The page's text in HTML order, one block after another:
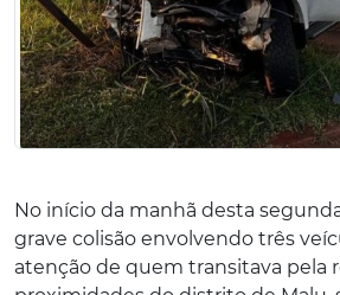
No início da manhã desta
grave colisão envolvendo três
atenção de quem transitava pela